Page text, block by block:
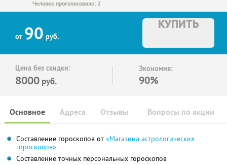
Человек проголосовало: 2
от 90 руб.
КУПИТЬ
Цена без скидки:
8000 руб.
Экономия:
90%
Основное Отзывы Вопросы по акции
Адреса
Составление гороскопов от «Магазина астрологических
гороскопов»
Составление точных персональных гороскопов